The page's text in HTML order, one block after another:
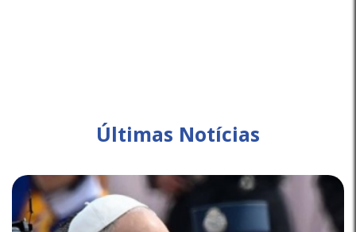
Últimas Notícias